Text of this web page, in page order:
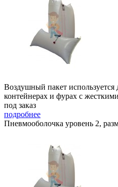
Воздушный пакет используется
контейнерах и фурах с
под заказ
подробнее
Пневмооболочка уровень 2,